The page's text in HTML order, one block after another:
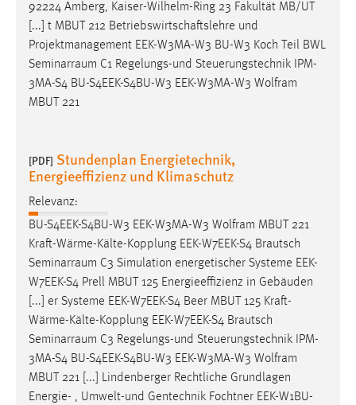
92224 Amberg, Kaiser-Wilhelm-Ring 23 Fakultät MB/UT
[...] t MBUT 212 Betriebswirtschaftslehre und
Projektmanagement EEK-W3MA-W3 BU-W3 Koch Teil BWL
Seminarraum C1 Regelungs-und Steuerungstechnik IPM-
3MA-S4 BU-S4EEK-S4BU-W3 EEK-W3MA-W3 Wolfram
MBUT 221
[PDF] Stundenplan Energietechnik,
Energieeffizienz und Klimaschutz
Relevanz:
BU-S4EEK-S4BU-W3 EEK-W3MA-W3 Wolfram MBUT 221
Kraft-Wärme-Kälte-Kopplung EEK-W7EEK-S4 Brautsch
Seminarraum C3 Simulation energetischer Systeme EEK-
W7EEK-S4 Prell MBUT 125 Energieeffizienz in Gebäuden
[...] er Systeme EEK-W7EEK-S4 Beer MBUT 125 Kraft-
Wärme-Kälte-Kopplung EEK-W7EEK-S4 Brautsch
Seminarraum C3 Regelungs-und Steuerungstechnik IPM-
3MA-S4 BU-S4EEK-S4BU-W3 EEK-W3MA-W3 Wolfram
MBUT 221 [...] Lindenberger Rechtliche Grundlagen
Energie- , Umwelt-und Gentechnik Fochtner EEK-W1BU-
Zweck:
Wird benötigt um die Chatfunktion nutzen zu können.
Cookie Laufzeit:
MibewSessionID, mibew-chat-frame-style-
5e9dbeb1811c0446 = Sitzungslaufzeit, mibew_locale = 3
Login
Name:
fe_user, be_user, be_lastLoginProvider
Zweck:
Dieser Cookie ist notwendig um sich an der Website
einloggen zu können.
Cookie Laufzeit:
24 Stunden
STATISTIK